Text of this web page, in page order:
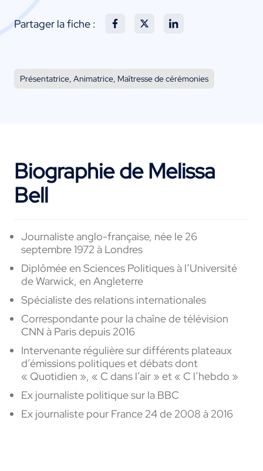
Partager la fiche :
Présentatrice, Animatrice, Maîtresse de cérémonies
Biographie de Melissa
Bell
Journaliste anglo-française, née le 26
septembre 1972 à Londres
Diplômée en Sciences Politiques à l’Université
de Warwick, en Angleterre
Spécialiste des relations internationales
Correspondante pour la chaîne de télévision
CNN à Paris depuis 2016
Intervenante régulière sur différents plateaux
d’émissions politiques et débats dont
« Quotidien », « C dans l’air » et « C l’hebdo »
Ex journaliste politique sur la BBC
Ex journaliste pour France 24 de 2008 à 2016